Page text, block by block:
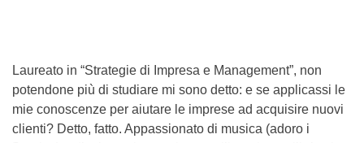
Laureato in “Strategie di Impresa e Management”, non
potendone più di studiare mi sono detto: e se applicassi le
mie conoscenze per aiutare le imprese ad acquisire nuovi
clienti? Detto, fatto. Appassionato di musica (adoro i